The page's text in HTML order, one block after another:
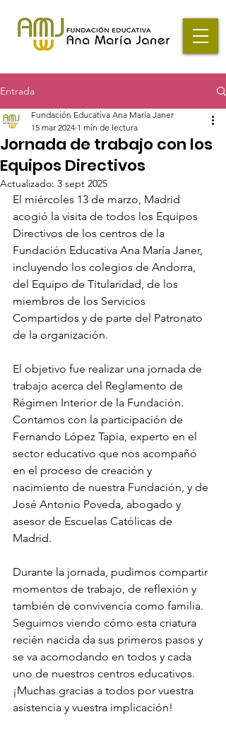
Entrada
Jornada de trabajo con los
Equipos Directivos
Fundación Educativa Ana María Janer
15 mar 2024 1 min de lectura
Actualizado: 3 sept 2025
El miércoles 13 de marzo, Madrid
acogió la visita de todos los Equipos
Directivos de los centros de la
Fundación Educativa Ana María Janer,
incluyendo los colegios de Andorra,
del Equipo de Titularidad, de los
miembros de los Servicios
Compartidos y de parte del Patronato
de la organización.
El objetivo fue realizar una jornada de
trabajo acerca del Reglamento de
Régimen Interior de la Fundación.
Contamos con la participación de
Fernando López Tapia, experto en el
sector educativo que nos acompañó
en el proceso de creación y
nacimiento de nuestra Fundación, y de
José Antonio Poveda, abogado y
asesor de Escuelas Católicas de
Madrid.
Durante la jornada, pudimos compartir
momentos de trabajo, de reflexión y
también de convivencia como familia.
Seguimos viendo cómo esta criatura
recién nacida da sus primeros pasos y
se va acomodando en todos y cada
uno de nuestros centros educativos.
¡Muchas gracias a todos por vuestra
asistencia y vuestra implicación!